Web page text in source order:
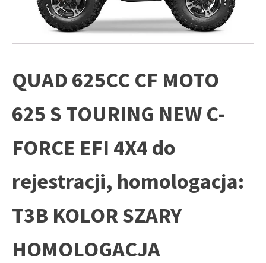
QUAD 625CC CF MOTO
625 S TOURING NEW C-
FORCE EFI 4X4 do
rejestracji, homologacja:
T3B KOLOR SZARY
HOMOLOGACJA